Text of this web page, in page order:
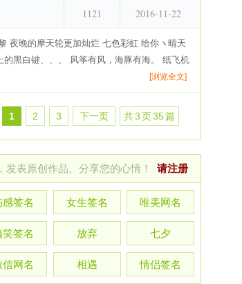
1121 2016-11-22
夜晚的摩天轮更加灿烂 七色彩虹 给你ヽ晴天
黑白键、、、 风筝有风，海豚有海。 纸飞机
[浏览全文]
1 2 3 下一页 共3页35篇
请注册
发表原创作品、分享您的心情！
感签名 女生签名 唯美网名
笑签名 放弃 七夕
信网名 相遇 情侣签名